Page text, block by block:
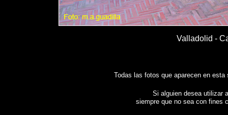
Valladolid -
Todas las fotos que aparecen en esta
Si alguien desea utilizar
siempre que no sea con fines